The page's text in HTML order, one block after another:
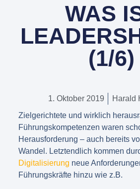
WAS
(1/6)
1. Oktober 2019
Harald
Zielgerichtete und wirklich
Führungskompetenzen waren
Herausforderung – auch bereits
Wandel. Letztendlich kommen
Digitalisierung neue
Führungskräfte hinzu wie z.B.